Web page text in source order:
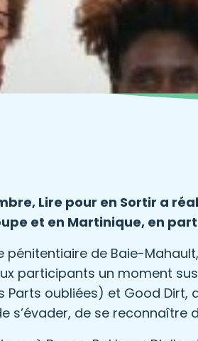
Lire pour en Sortir a
et en Martinique, en
pénitentiaire de Baie-
participants un moment
Parts oubliées) et Good
s’évader, de se reconnaître